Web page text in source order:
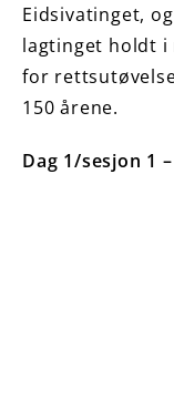
Eidsivatinget,
lagtinget holdt i
for
150 årene.
Dag 1/sesjon 1